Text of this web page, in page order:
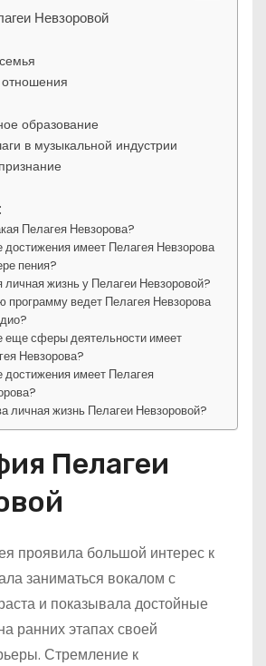
Невзоровой
образование
в музыкальной индустрии
Пелагея Невзорова?
достижения имеет Пелагея Невзорова
пения?
личная жизнь у Пелагеи Невзоровой?
программу ведет Пелагея Невзорова
еще сферы деятельности имеет
Невзорова?
достижения имеет Пелагея
личная жизнь Пелагеи Невзоровой?
Пелагеи
проявила большой интерес к
заниматься вокалом с
и показывала достойные
ранних этапах своей
Стремление к